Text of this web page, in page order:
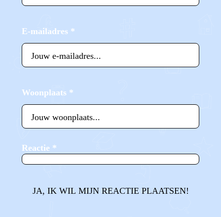
E-mailadres *
Woonplaats *
Reactie *
JA, IK WIL MIJN REACTIE PLAATSEN!